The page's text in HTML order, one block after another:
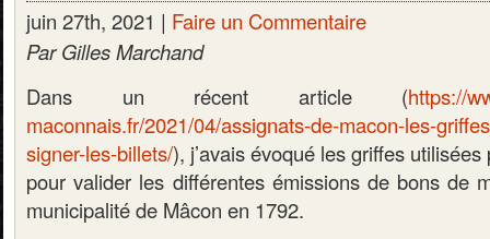
juin 27th, 2021 | Faire un Commentaire
Par Gilles Marchand
Dans un récent article (https://
maconnais.fr/2021/04/assignats-de-macon-les-
signer-les-billets/), j’avais évoqué les griffes
pour valider les différentes émissions de bons de
municipalité de Mâcon en 1792.